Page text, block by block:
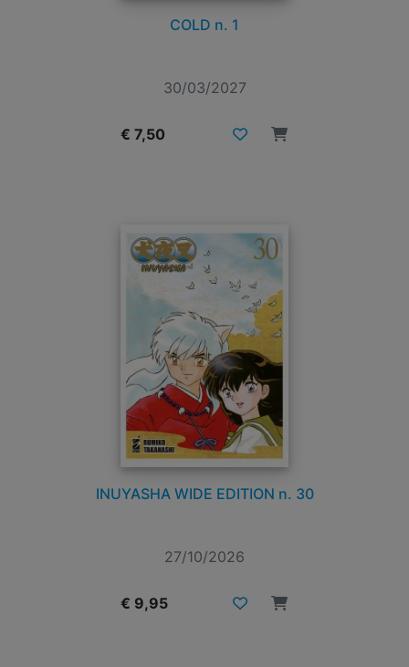
COLD n. 1
30/03/2027
€ 7,50
INUYASHA WIDE EDITION n. 30
27/10/2026
€ 9,95